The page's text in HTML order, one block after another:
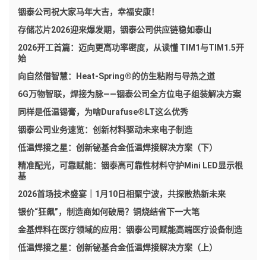
铟泰公司祝大家马年大吉，幸福安康！
存储芯片2026迎来爆发期，铟泰公司供应链稳如泰山
2026开工首篇：迈向更高功率密度，从读懂 TIM1与TIM1.5开
始
向自然借智慧：Heat-Spring®的仿生粘附与导热之道
6G万物智联，焊接为脉——铟泰公司全方位电子组装解决方案
同样是低温锡膏，为啥Durafuse®LT这么优秀
铟泰公司业务速览：创新材料驱动未来电子制造
低温焊接之星：创新铋基合金低温焊接解决方案（下）
精准配光，可靠赋能：铟泰高可靠性材料守护Mini LED显示根
基
2026首场技术盛宴｜1月10日相聚宁波，共探散热新未来
银价“狂飙”，制造商如何破局？铜烧结省下一大笔
金基焊料在医疗领域的应用：铟泰公司赋能高端医疗设备制造
低温焊接之星：创新铋基合金低温焊接解决方案（上）